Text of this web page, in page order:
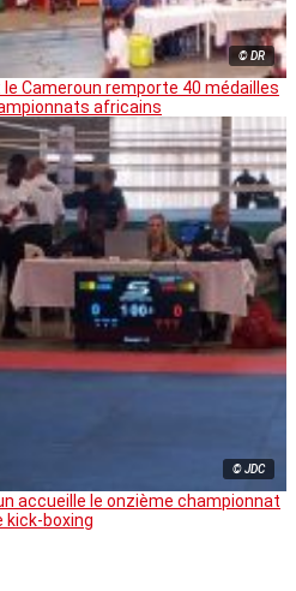
© DR
le Cameroun remporte 40 médailles
africains
© JDC
accueille le onzième championnat
kick-boxing